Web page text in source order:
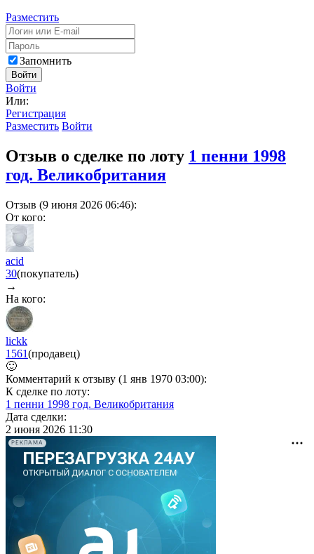
Разместить
Запомнить
Войти
Войти
Или:
Регистрация
Разместить Войти
Отзыв о сделке по лоту 1 пенни 1998
год. Великобритания
Отзыв (9 июня 2026 06:46):
От кого:
acid
30(покупатель)
→
На кого:
lickk
1561(продавец)
🙂
Комментарий к отзыву (1 янв 1970 03:00):
К сделке по лоту:
1 пенни 1998 год. Великобритания
Дата сделки:
2 июня 2026 11:30
РЕКЛАМА